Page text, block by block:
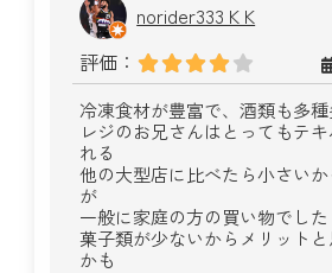
norider333 K K
評価：
冷凍食材が豊富で、酒類も多
レジのお兄さんはとってもテ
れる
他の大型店に比べたら小さい
が
一般に家庭の方の買い物でした
菓子類が少ないからメリット
かも